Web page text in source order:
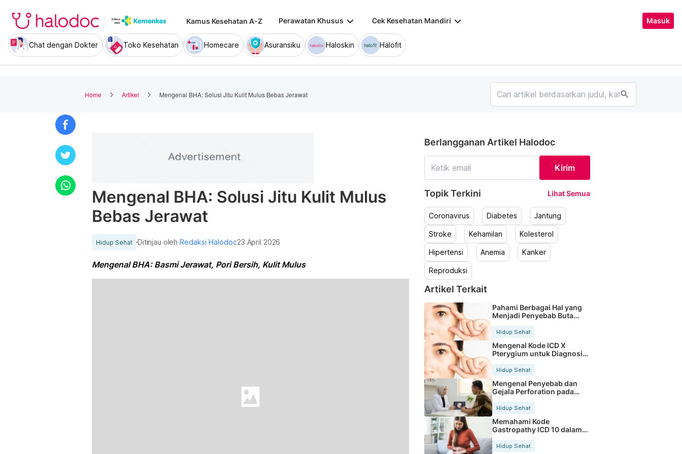
Kamus Kesehatan A-Z Perawatan Khusus keyboard_arrow_down Cek Kesehatan Mandiri keyboard_arrow_down Masuk
Chat dengan Dokter Toko Kesehatan Homecare Asuransiku Haloskin Halofit
Home Artikel Mengenal BHA: Solusi Jitu Kulit Mulus Bebas Jerawat search
Mengenal BHA: Solusi Jitu Kulit Mulus
Bebas Jerawat
Hidup Sehat Ditinjau olehRedaksi Halodoc23 April 2026
Mengenal BHA: Basmi Jerawat, Pori Bersih, Kulit Mulus
Berlangganan Artikel Halodoc
Kirim
Topik Terkini Lihat Semua
Coronavirus Diabetes Jantung
Stroke Kehamilan Kolesterol
Hipertensi Anemia Kanker
Reproduksi
Artikel Terkait
Pahami Berbagai Hal yang
Menjadi Penyebab Buta
Hidup Sehat
Mengenal Kode ICD X
Pterygium untuk Diagnosis
Hidup Sehat
Mengenal Penyebab dan
Gejala Perforation pada
Tubuh
Hidup Sehat
Memahami Kode
Gastropathy ICD 10 dalam
Rekam Medis Pasien
Hidup Sehat